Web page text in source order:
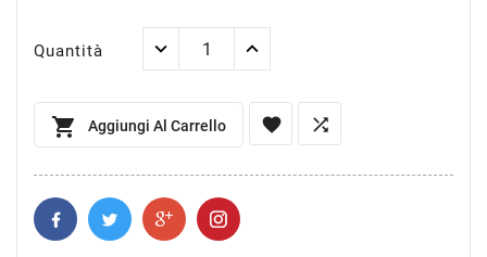
Quantità
 Aggiungi Al Carrello  